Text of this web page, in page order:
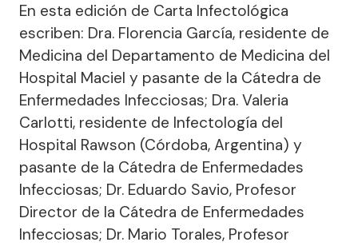
En esta edición de Carta Infectológica
escriben: Dra. Florencia García, residente de
Medicina del Departamento de Medicina del
Hospital Maciel y pasante de la Cátedra de
Enfermedades Infecciosas; Dra. Valeria
Carlotti, residente de Infectología del
Hospital Rawson (Córdoba, Argentina) y
pasante de la Cátedra de Enfermedades
Infecciosas; Dr. Eduardo Savio, Profesor
Director de la Cátedra de Enfermedades
Infecciosas; Dr. Mario Torales, Profesor